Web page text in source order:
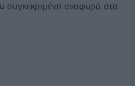
συγκεκριμένη αναφορά στα